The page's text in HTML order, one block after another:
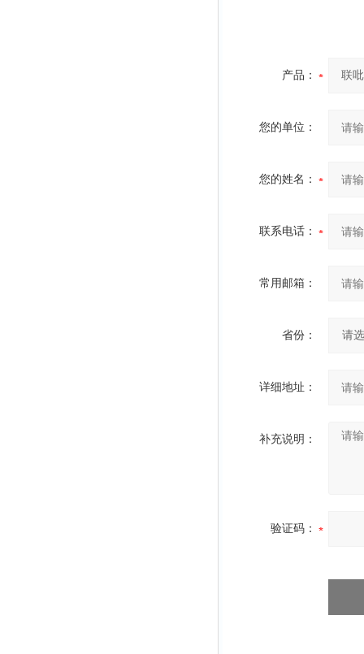
产品：
您的单位：
您的姓名：
联系电话：
常用邮箱：
省份：
详细地址：
补充说明：
验证码：